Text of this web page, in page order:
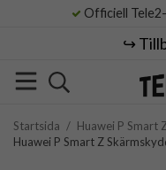
Officiell
↪️
Startsida / Huawei P Smart
Huawei P Smart Z